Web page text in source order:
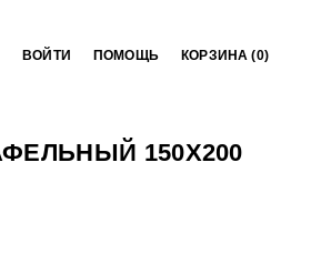
ВОЙТИ ПОМОЩЬ КОРЗИНА (0)
150Х200